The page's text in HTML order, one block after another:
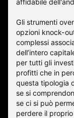
Gli strumenti
opzioni knock-
complessi
dell’intero
per tutti gli
profitti che in
questa tipologia
se si
se ci si può
perdere il